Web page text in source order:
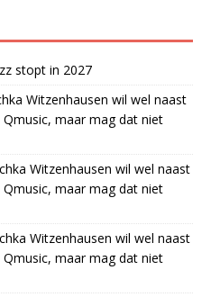
stopt in 2027
Witzenhausen wil wel naast
maar mag dat niet
Witzenhausen wil wel naast
maar mag dat niet
Witzenhausen wil wel naast
maar mag dat niet